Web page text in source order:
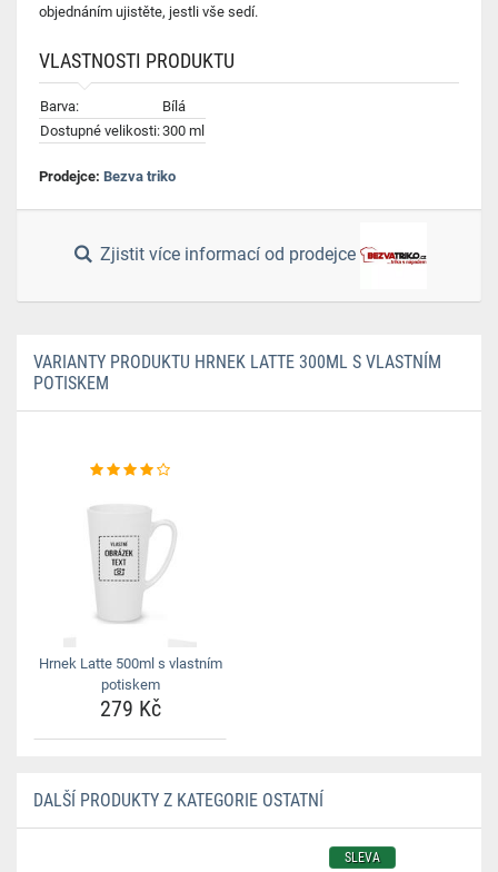
objednáním ujistěte, jestli vše sedí.
VLASTNOSTI PRODUKTU
Barva:
Bílá
Dostupné velikosti:300 ml
Prodejce: Bezva triko
Zjistit více informací od prodejce
VARIANTY PRODUKTU HRNEK LATTE 300ML S VLASTNÍM
POTISKEM
Hrnek Latte 500ml s vlastním
potiskem
279 Kč
DALŠÍ PRODUKTY Z KATEGORIE OSTATNÍ
SLEVA